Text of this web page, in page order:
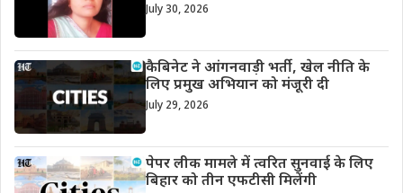
July 30, 2026
कैबिनेट ने आंगनवाड़ी भर्ती, खेल नीति के
लिए प्रमुख अभियान को मंजूरी दी
July 29, 2026
पेपर लीक मामले में त्वरित सुनवाई के लिए
बिहार को तीन एफटीसी मिलेंगी